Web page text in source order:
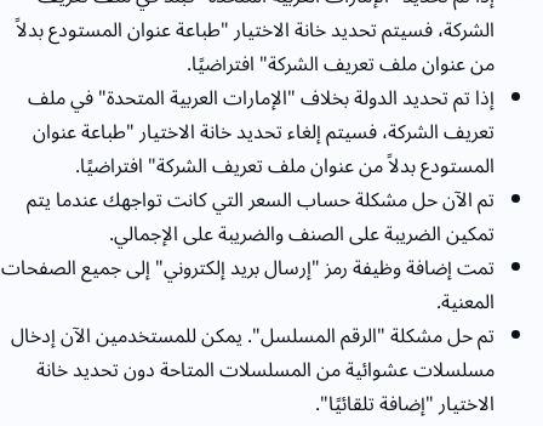
الشركة، فسيتم تحديد خانة الاختيار "طباعة عنوان المستودع بدلاً
من عنوان ملف تعريف الشركة" افتراضيًا.
إذا تم تحديد الدولة بخلاف "الإمارات العربية المتحدة" في ملف
تعريف الشركة، فسيتم إلغاء تحديد خانة الاختيار "طباعة عنوان
المستودع بدلاً من عنوان ملف تعريف الشركة" افتراضيًا.
تم الآن حل مشكلة حساب السعر التي كانت تواجهك عندما يتم
تمكين الضريبة على الصنف والضريبة على الإجمالي.
تمت إضافة وظيفة رمز "إرسال بريد إلكتروني" إلى جميع الصفحات
المعنية.
تم حل مشكلة "الرقم المسلسل". يمكن للمستخدمين الآن إدخال
مسلسلات عشوائية من المسلسلات المتاحة دون تحديد خانة
الاختيار "إضافة تلقائيًا".